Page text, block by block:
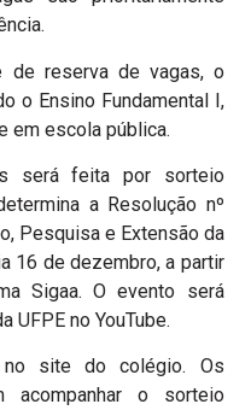
de reserva de vagas, o
o Ensino Fundamental I,
em escola pública.
será feita por sorteio
a Resolução nº
Pesquisa e Extensão da
16 de dezembro, a partir
Sigaa. O evento será
UFPE no YouTube.
no site do colégio. Os
acompanhar o sorteio